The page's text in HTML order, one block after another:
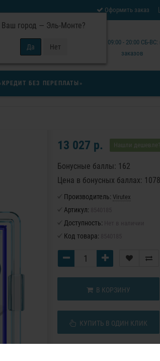
Ваш город — Эль-Монте?
Оформить заказ
Будни: 09:00 - 20:00 СБ-
заказов
БЕЗ ПЕРЕПЛАТЫ»
13 027 р. Нашли дешевле?
Бонусные баллы: 162
Цена в бонусных баллах:
Производитель: Virutex
Артикул:
Доступность:
Код товара:
В КОРЗИНУ
КУПИТЬ В ОДИН КЛИК